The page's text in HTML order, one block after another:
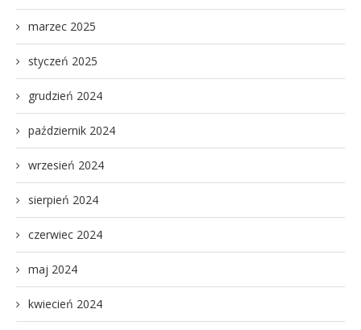
marzec 2025
styczeń 2025
grudzień 2024
październik 2024
wrzesień 2024
sierpień 2024
czerwiec 2024
maj 2024
kwiecień 2024